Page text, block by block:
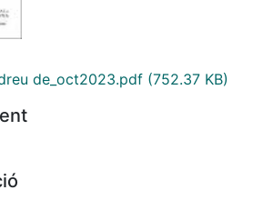
de_oct2023.pdf (752.37 KB)